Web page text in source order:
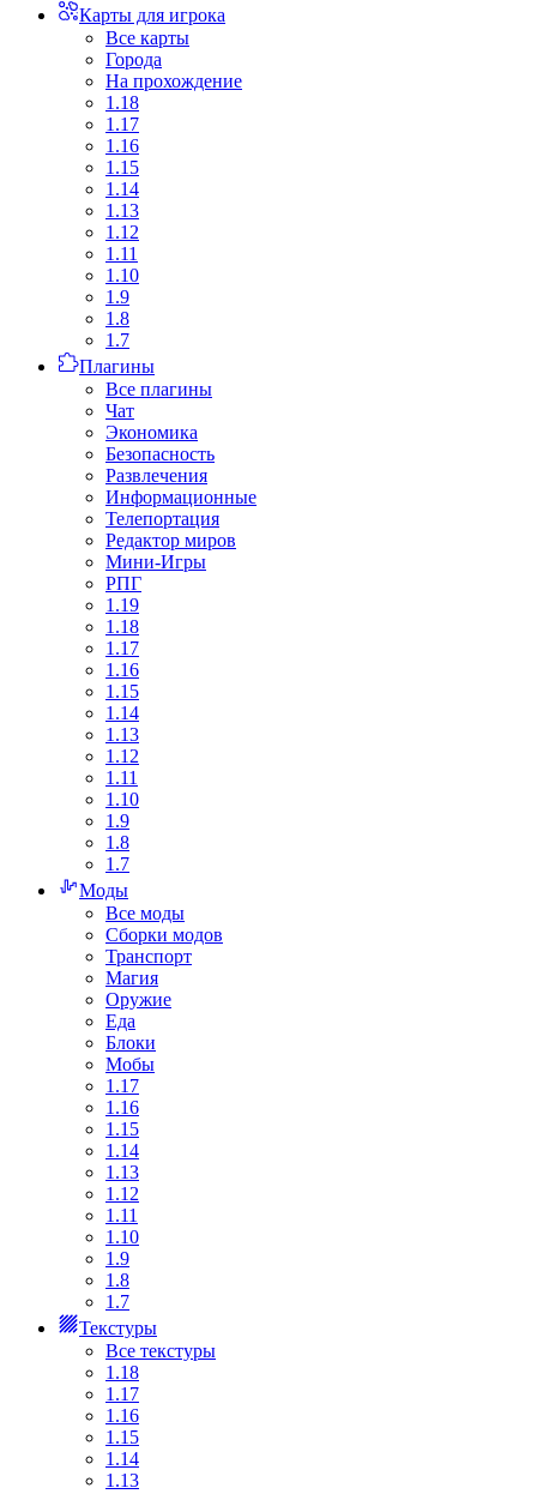
Карты для игрока
Все карты
Города
На прохождение
1.18
1.17
1.16
1.15
1.14
1.13
1.12
1.11
1.10
1.9
1.8
1.7
Плагины
Все плагины
Чат
Экономика
Безопасность
Развлечения
Информационные
Телепортация
Редактор миров
Мини-Игры
РПГ
1.19
1.18
1.17
1.16
1.15
1.14
1.13
1.12
1.11
1.10
1.9
1.8
1.7
Моды
Все моды
Сборки модов
Транспорт
Магия
Оружие
Еда
Блоки
Мобы
1.17
1.16
1.15
1.14
1.13
1.12
1.11
1.10
1.9
1.8
1.7
Текстуры
Все текстуры
1.18
1.17
1.16
1.15
1.14
1.13